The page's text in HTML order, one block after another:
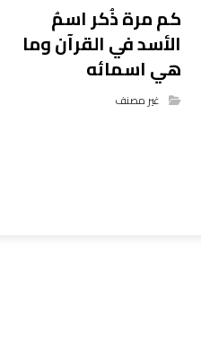
كم مرة ذُكر اسمُ
الأسد في القرآن وما
هي اسمائه
غير مصنف